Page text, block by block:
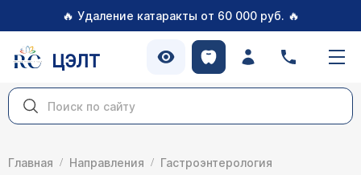
🔥 Удаление катаракты от 60 000 руб. 🔥
ЦЭЛТ
Главная Направления Гастроэнтерология